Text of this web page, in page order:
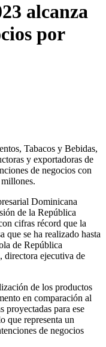
alcanza
por
Tabacos y Bebidas,
y exportadoras de
de negocios con
Dominicana
de la República
cifras récord que la
que se ha realizado hasta
de República
ejecutiva de
de los productos
en comparación al
proyectadas para ese
que representa un
de negocios